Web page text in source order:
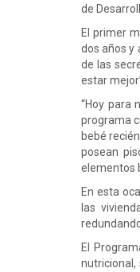
de
El primer
dos años y
de las
estar
“Hoy para
programa
bebé
posean
elementos
En esta
las
El